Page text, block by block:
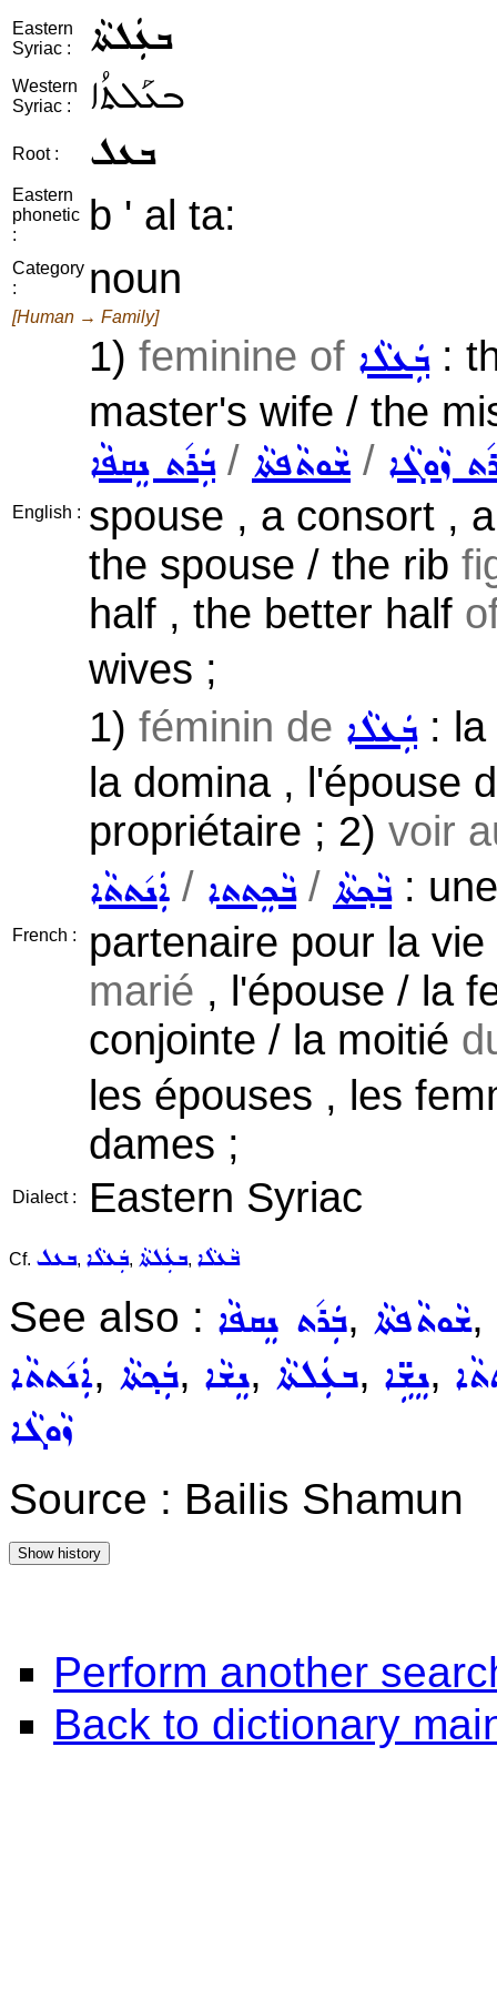
Eastern
Syriac :
ܒܥܲܠܬܵܐ
Western
Syriac :
ܒܥܰܠܬܳܐ
Root : ܒܥܠ
Eastern
phonetic
:
b ' al ta:
Category
:
noun
[Human → Family]
English :
1) feminine of ܒܲܥܠܵܐ:
master's wife / the
ܒܲܪ݇ܬ ܢܸܩܦܵܐ/ ܫܵܘܬܵܦܬܵܐ / ܙܵܘܓܵܐ
spouse , a consort ,
the spouse / the rib
half , the better half
wives ;
French :
1) féminin de ܒܲܥܠܵܐ: la
la domina , l'épouse
propriétaire ; 2) voir
ܐܲܢ݇ܬܬܵܐ / ܒܵܟܸܬܬܐ/ ܒܵܟ݂ܬܵܐ:
partenaire pour la
marié , l'épouse / la
conjointe / la moitié
les épouses , les
dames ;
Dialect : Eastern Syriac
Cf. ܒܥܠ, ܒܲܥܠܵܐ, ܒܥܲܠܬܵܐ, ܒܵܥܠܵܐ
See also : ܒܲܪ݇ܬ ܢܸܩܦܵܐ, ܫܵܘܬܵܦܬܵܐ,
ܐܲܢ݇ܬܬܵܐ, ܒܲܟ݂ܬܵܐ, ܢܸܫܵܐ, ܒܥܲܠܬܵܐ, ܢܸܫܹ̈ܐ,
ܙܵܘܓܵܐ
Source : Bailis Shamun
Perform another
Back to dictionary